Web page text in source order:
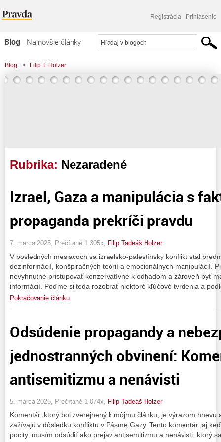
Registrácia Prihlásenie
Blog
Najnovšie články
Najčítanejšie články
Najkomentovanejšie články
Blog > Filip T. Holzer
Rubrika: Nezaradené
Izrael, Gaza a manipulácia s
propaganda prekríči pravdu
7. marca 2025, Prečítané 1 305x, Filip Tadeáš Holzer
V posledných mesiacoch sa izraelsko-palestínsky konflikt stal
dezinformácií, konšpiračných teórií a emocionálnych manipulácií.
nevyhnutné pristupovať konzervatívne k odhadom a zároveň byť
informácií. Poďme si teda rozobrať niektoré kľúčové tvrdenia a
Pokračovanie článku
Odsúdenie propagandy a
jednostranných obvinení:
antisemitizmu a nenávisti
5. marca 2025, Prečítané 1 074x, Filip Tadeáš Holzer
Komentár, ktorý bol zverejnený k môjmu článku, je výrazom
zažívajú v dôsledku konfliktu v Pásme Gazy. Tento komentár, aj
pocity, musím odsúdiť ako prejav antisemitizmu a nenávisti, ktorý